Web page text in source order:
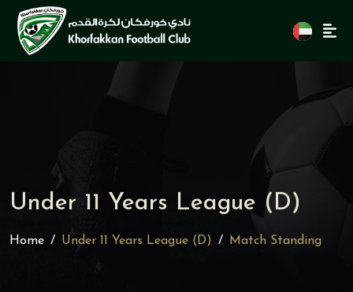
Under 11 Years League (D)
Home Under 11 Years League (D) Match Standing